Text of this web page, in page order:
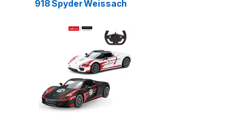
918 Spyder Weissach